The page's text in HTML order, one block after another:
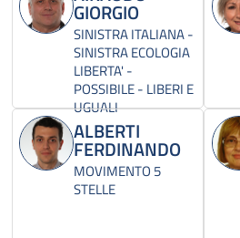
GIORGIO
SINISTRA ITALIANA -
SINISTRA ECOLOGIA
LIBERTA' -
POSSIBILE - LIBERI E
UGUALI
ALBERTI
FERDINANDO
MOVIMENTO 5
STELLE